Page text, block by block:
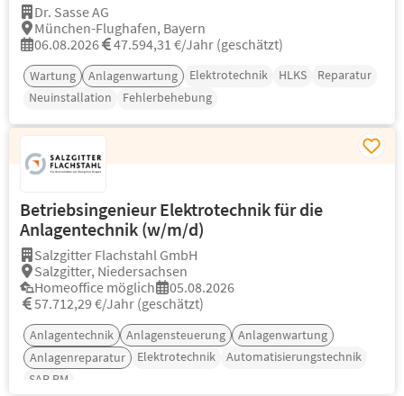
Dr. Sasse AG
München-Flughafen, Bayern
06.08.2026
47.594,31 €/Jahr (geschätzt)
Wartung Anlagenwartung Elektrotechnik HLKS
Reparatur
Neuinstallation
Fehlerbehebung
Betriebsingenieur Elektrotechnik für die
Anlagentechnik (w/m/d)
Salzgitter Flachstahl GmbH
Salzgitter, Niedersachsen
Homeoffice möglich
05.08.2026
57.712,29 €/Jahr (geschätzt)
Anlagentechnik Anlagensteuerung
Anlagenwartung
Anlagenreparatur
Elektrotechnik
Automatisierungstechnik
SAP PM